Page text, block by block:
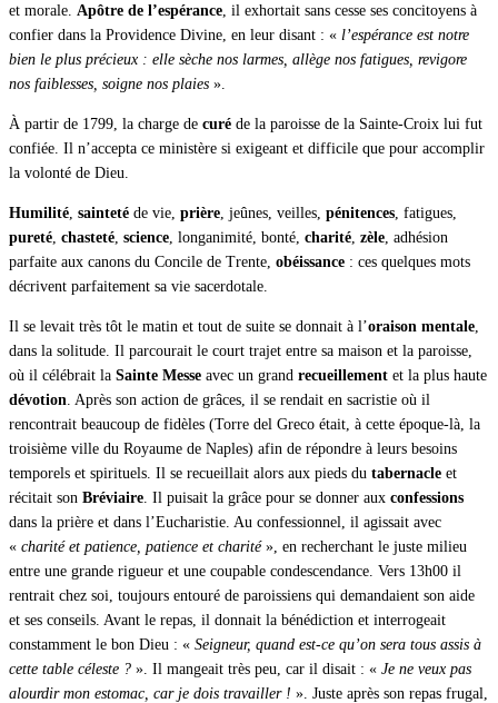
et morale. Apôtre de l’espérance , il exhortait sans cesse ses concitoyens à
confier dans la Providence Divine, en leur disant : « l’espérance est notre
bien le plus précieux : elle sèche nos larmes, allège nos fatigues, revigore
nos faiblesses, soigne nos plaies ».
À partir de 1799, la charge de curé de la paroisse de la Sainte-Croix lui fut
confiée. Il n’accepta ce ministère si exigeant et difficile que pour accomplir
la volonté de Dieu.
Humilité sainteté de vie, prière , jeûnes, veilles, pénitences , fatigues,
pureté chasteté science , longanimité, bonté, charité zèle , adhésion
parfaite aux canons du Concile de Trente, obéissance : ces quelques mots
décrivent parfaitement sa vie sacerdotale.
Il se levait très tôt le matin et tout de suite se donnait à l’oraison mentale
dans la solitude. Il parcourait le court trajet entre sa maison et la paroisse,
où il célébrait la Sainte Messe avec un grand recueillement et la plus haute
dévotion . Après son action de grâces, il se rendait en sacristie où il
rencontrait beaucoup de fidèles (Torre del Greco était, à cette époque-là, la
troisième ville du Royaume de Naples) afin de répondre à leurs besoins
temporels et spirituels. Il se recueillait alors aux pieds du tabernacle et
récitait son Bréviaire . Il puisait la grâce pour se donner aux confessions
dans la prière et dans l’Eucharistie. Au confessionnel, il agissait avec
« charité et patience, patience et charité», en recherchant le juste milieu
entre une grande rigueur et une coupable condescendance. Vers 13h00 il
rentrait chez soi, toujours entouré de paroissiens qui demandaient son aide
et ses conseils. Avant le repas, il donnait la bénédiction et interrogeait
constamment le bon Dieu : « Seigneur, quand est-ce qu’on sera tous assis à
cette table céleste ? ». Il mangeait très peu, car il disait : « Je ne veux pas
alourdir mon estomac, car je dois travailler ! ». Juste après son repas frugal,